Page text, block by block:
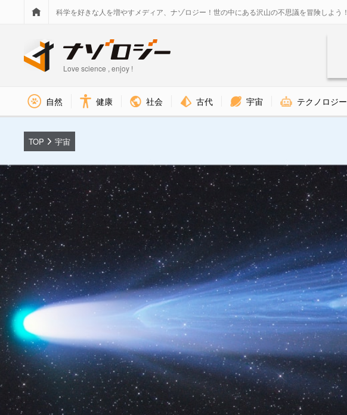
科学を好きな人を増やすメディア、ナゾロジー！世の中にある沢山の不思議を冒険しよう！
Love science , enjoy !
自然 健康 社会 古代 宇宙 テクノロジー
TOP 宇宙